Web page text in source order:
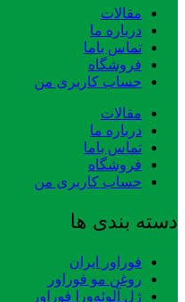
مقالات
درباره ما
تماس باما
فروشگاه
حساب کاربری من
مقالات
درباره ما
تماس باما
فروشگاه
حساب کاربری من
دسته بندی ها
فوراور ایران
روغن مو فوراور
ژل آلوئه‌ورا فوراور